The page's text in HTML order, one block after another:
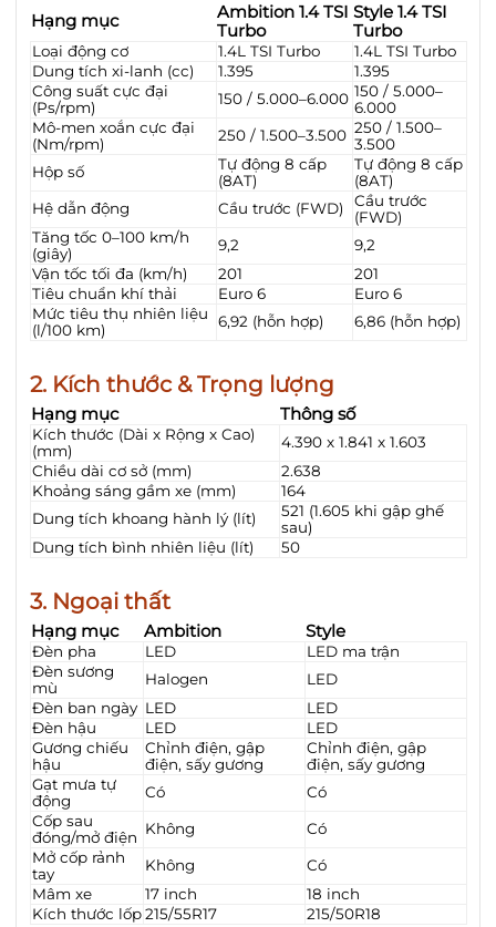
Hạng mục
Ambition 1.4 TSI
Turbo
Style 1.4 TSI
Turbo
Loại động cơ 1.4L TSI Turbo
1.4L TSI Turbo
Dung tích xi-lanh (cc)
1.395
1.395
Công suất cực đại
(Ps/rpm)
150 / 5.000–6.000 150 / 5.000–
6.000
Mô-men xoắn cực đại
(Nm/rpm)
250 / 1.500–3.500 250 / 1.500–
3.500
Hộp số
Tự động 8 cấp
(8AT)
Tự động 8 cấp
(8AT)
Hệ dẫn động
Cầu trước (FWD)
Cầu trước
(FWD)
Tăng tốc 0–100 km/h
(giây)
9,2
9,2
Vận tốc tối đa (km/h)
201
201
Tiêu chuẩn khí thải
Euro 6
Euro 6
Mức tiêu thụ nhiên liệu
(l/100 km)
6,92 (hỗn hợp) 6,86 (hỗn hợp)
2. Kích thước & Trọng lượng
Hạng mục Thông số
Kích thước (Dài x Rộng x Cao)
(mm)
4.390 x 1.841 x 1.603
Chiều dài cơ sở (mm)
2.638
Khoảng sáng gầm xe (mm)
164
Dung tích khoang hành lý (lít)
521 (1.605 khi gập ghế
sau)
Dung tích bình nhiên liệu (lít)
50
3. Ngoại thất
Hạng mục Ambition Style
Đèn pha LED
LED ma trận
Đèn sương
mù
Halogen
LED
Đèn ban ngày LED
LED
Đèn hậu
LED
LED
Gương chiếu
hậu
Chỉnh điện, gập
điện, sấy gương
Chỉnh điện, gập
điện, sấy gương
Gạt mưa tự
động
Có
Có
Cốp sau
đóng/mở điện Không
Có
Mở cốp rảnh
tay
Không
Có
Mâm xe
17 inch
18 inch
Kích thước lốp215/55R17 215/50R18